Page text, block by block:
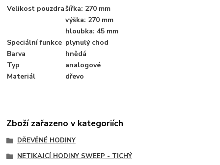
Velikost pouzdrašířka: 270 mm
výška: 270 mm
hloubka: 45 mm
Speciální funkce plynulý chod
Barva
hnědá
Typ
analogové
Materiál
dřevo
Zboží zařazeno v kategoriích
DŘEVĚNÉ HODINY
NETIKAJCÍ HODINY SWEEP - TICHÝ